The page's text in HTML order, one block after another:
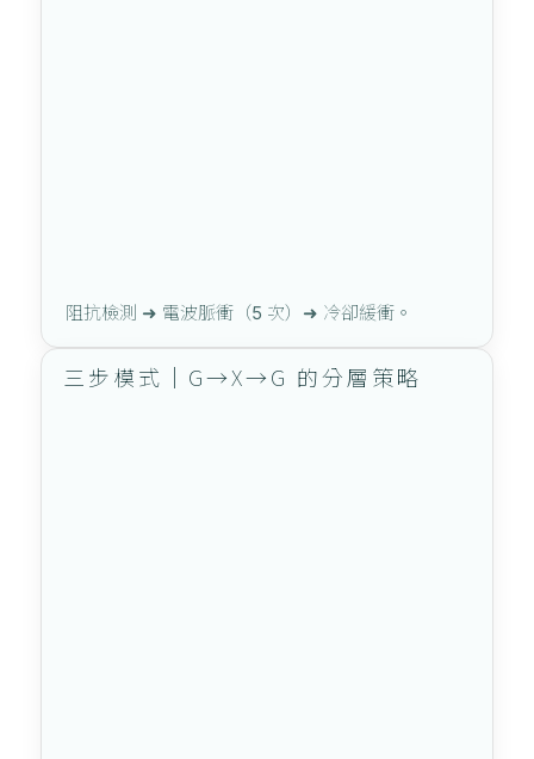
阻抗檢測 ➜ 電波脈衝（5 次）➜ 冷卻緩衝。
三步模式｜G→X→G 的分層策略